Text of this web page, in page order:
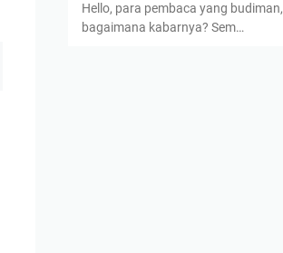
Hello, para pembaca yang budiman,
bagaimana kabarnya? Sem…